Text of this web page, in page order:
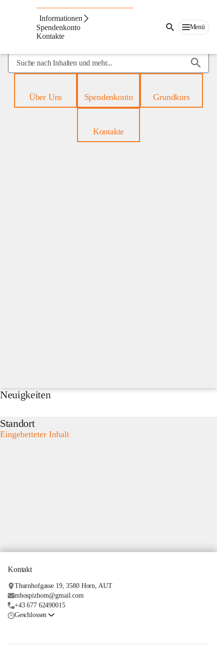
Informationen
Spendenkonto
Kontakte
Menü
Suche
nach
mehr...Über Uns Spendenkonto Grundkurs
Kontakte
Neuigkeiten
Standort
Eingebetteter Inhalt
Kontakt
Thurnhofgasse 19, 3580 Horn, AUT
mhospizhorn@gmail.com
+43 677 62490015
Geschlossen